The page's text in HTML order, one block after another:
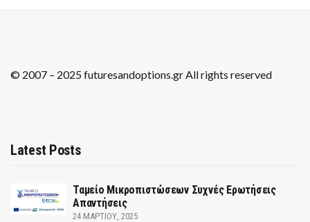
© 2007 – 2025 futuresandoptions.gr All rights reserved
Latest Posts
Ταμείο Μικροπιστώσεων Συχνές Ερωτήσεις
Απαντήσεις
24 ΜΑΡΤΊΟΥ, 2025